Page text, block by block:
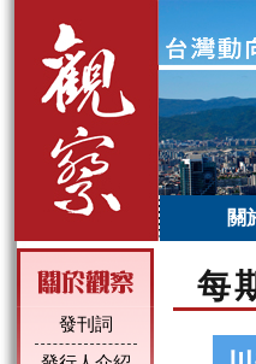
關
發刊詞
每